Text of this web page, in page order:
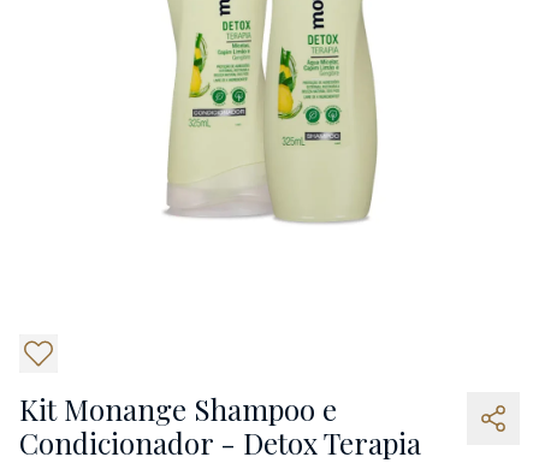
Kit Monange Shampoo e
Condicionador - Detox Terapia